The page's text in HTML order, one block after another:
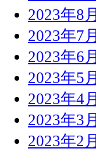
2023年8月
2023年7月
2023年6月
2023年5月
2023年4月
2023年3月
2023年2月